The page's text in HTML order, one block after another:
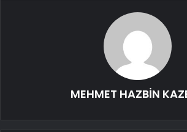
MEHMET HAZBİN